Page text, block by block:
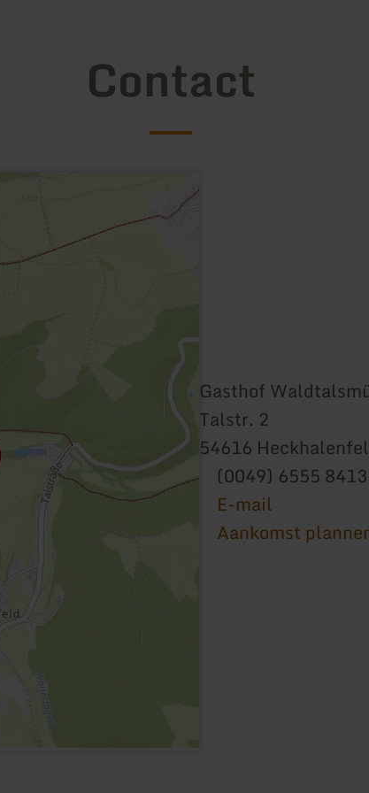
Contact
Gasthof
Talstr. 2
54616
(0049) 6555 8413
E-mail
Aankomst